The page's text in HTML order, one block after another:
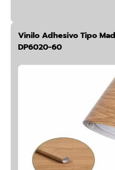
Vinilo Adhesivo Tipo
DP6020-60